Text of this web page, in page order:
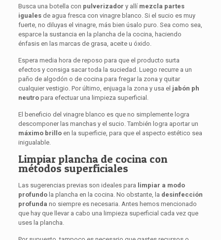
Busca una botella con pulverizador y allí mezcla partes
igualesde agua fresca con vinagre blanco. Si el sucio es muy
fuerte, no diluyas el vinagre, más bien úsalo puro. Sea como sea,
esparce la sustancia en la plancha de la cocina, haciendo
énfasis en las marcas de grasa, aceite u óxido.
Espera media hora de reposo para que el producto surta
efectos y consiga sacar toda la suciedad. Luego recurre a un
paño de algodón o de cocina para fregar la zona y quitar
cualquier vestigio. Por último, enjuaga la zona y usa el jabón ph
neutropara efectuar una limpieza superficial.
El beneficio del vinagre blanco es que no simplemente logra
descomponer las manchas y el sucio. También logra aportar un
máximo brilloen la superficie, para que el aspecto estético sea
inigualable.
Limpiar plancha de cocina con
métodos superficiales
Las sugerencias previas son ideales para limpiar a modo
profundola plancha en la cocina. No obstante, la desinfección
profunda no siempre es necesaria. Antes hemos mencionado
que hay que llevar a cabo una limpieza superficial cada vez que
uses la plancha.